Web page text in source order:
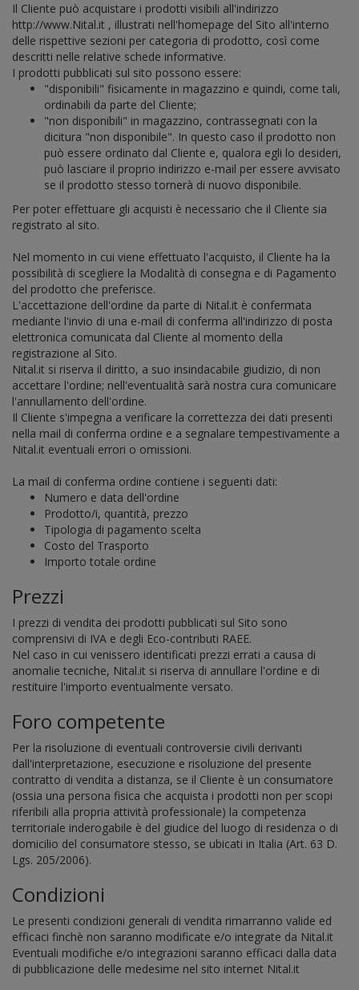
Il Cliente può acquistare i prodotti visibili all'indirizzo
http://www.Nital.it , illustrati nell'homepage del Sito all'interno
delle rispettive sezioni per categoria di prodotto, così come
descritti nelle relative schede informative.
I prodotti pubblicati sul sito possono essere:
"disponibili" fisicamente in magazzino e quindi, come tali,
ordinabili da parte del Cliente;
"non disponibili" in magazzino, contrassegnati con la
dicitura "non disponibile". In questo caso il prodotto non
può essere ordinato dal Cliente e, qualora egli lo desideri,
può lasciare il proprio indirizzo e-mail per essere avvisato
se il prodotto stesso tornerà di nuovo disponibile.
Per poter effettuare gli acquisti è necessario che il Cliente sia
registrato al sito.
Nel momento in cui viene effettuato l'acquisto, il Cliente ha la
possibilità di scegliere la Modalità di consegna e di Pagamento
del prodotto che preferisce.
L'accettazione dell'ordine da parte di Nital.it è confermata
mediante l'invio di una e-mail di conferma all'indirizzo di posta
elettronica comunicata dal Cliente al momento della
registrazione al Sito.
Nital.it si riserva il diritto, a suo insindacabile giudizio, di non
accettare l'ordine; nell'eventualità sarà nostra cura comunicare
l'annullamento dell'ordine.
Il Cliente s'impegna a verificare la correttezza dei dati presenti
nella mail di conferma ordine e a segnalare tempestivamente a
Nital.it eventuali errori o omissioni.
La mail di conferma ordine contiene i seguenti dati:
Numero e data dell'ordine
Prodotto/i, quantità, prezzo
Tipologia di pagamento scelta
Costo del Trasporto
Importo totale ordine
Prezzi
I prezzi di vendita dei prodotti pubblicati sul Sito sono
comprensivi di IVA e degli Eco-contributi RAEE.
Nel caso in cui venissero identificati prezzi errati a causa di
anomalie tecniche, Nital.it si riserva di annullare l'ordine e di
restituire l'importo eventualmente versato.
Foro competente
Per la risoluzione di eventuali controversie civili derivanti
dall'interpretazione, esecuzione e risoluzione del presente
contratto di vendita a distanza, se il Cliente è un consumatore
(ossia una persona fisica che acquista i prodotti non per scopi
riferibili alla propria attività professionale) la competenza
territoriale inderogabile è del giudice del luogo di residenza o di
domicilio del consumatore stesso, se ubicati in Italia (Art. 63 D.
Lgs. 205/2006).
Condizioni
Le presenti condizioni generali di vendita rimarranno valide ed
efficaci finchè non saranno modificate e/o integrate da Nital.it
Eventuali modifiche e/o integrazioni saranno efficaci dalla data
di pubblicazione delle medesime nel sito internet Nital.it